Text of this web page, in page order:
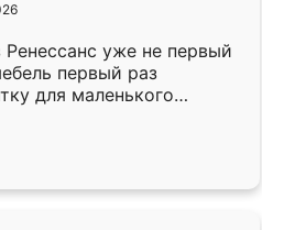
уже не первый
первый раз
для маленького
,во второй раз
По качеству очень
быстрая,